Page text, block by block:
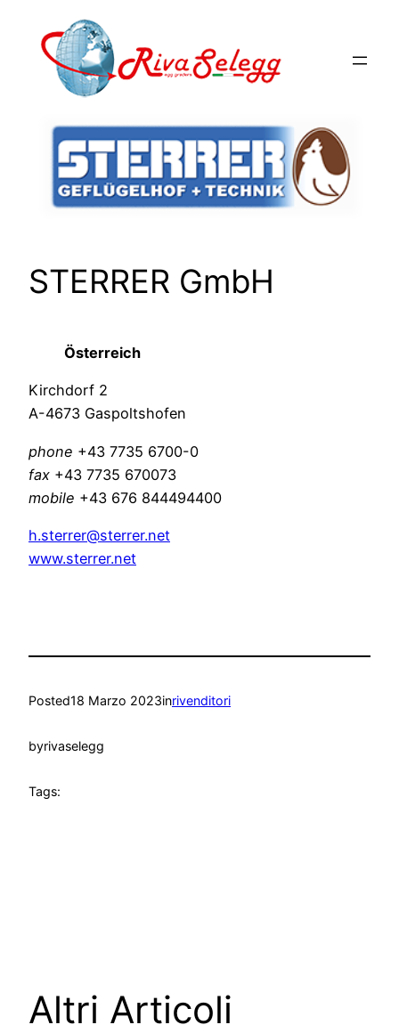
contenuto
STERRER GmbH
Österreich
Kirchdorf 2
A-4673 Gaspoltshofen
phone +43 7735 6700-0
fax +43 7735 670073
mobile +43 676 844494400
h.sterrer@sterrer.net
www.sterrer.net
Posted18 Marzo 2023inrivenditori
byrivaselegg
Tags:
Altri Articoli